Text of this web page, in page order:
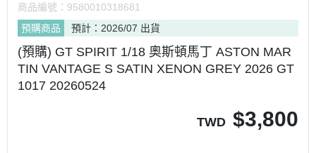
商品編號： 9580010318681
預購商品
預計：2026/07 出貨
(預購) GT SPIRIT 1/18 奧斯頓馬丁 ASTON MAR
TIN VANTAGE S SATIN XENON GREY 2026 GT
1017 20260524
TWD $3,800